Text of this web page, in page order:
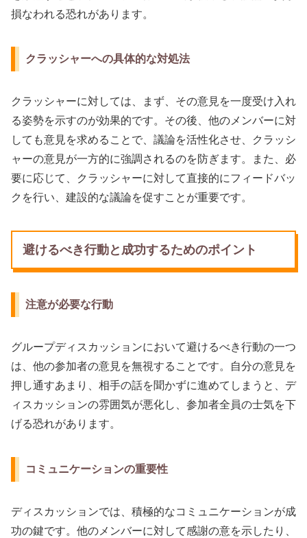
損なわれる恐れがあります。
クラッシャーへの具体的な対処法
クラッシャーに対しては、まず、その意見を一度受け入れ
る姿勢を示すのが効果的です。その後、他のメンバーに対
しても意見を求めることで、議論を活性化させ、クラッシ
ャーの意見が一方的に強調されるのを防ぎます。また、必
要に応じて、クラッシャーに対して直接的にフィードバッ
クを行い、建設的な議論を促すことが重要です。
避けるべき行動と成功するためのポイント
注意が必要な行動
グループディスカッションにおいて避けるべき行動の一つ
は、他の参加者の意見を無視することです。自分の意見を
押し通すあまり、相手の話を聞かずに進めてしまうと、デ
ィスカッションの雰囲気が悪化し、参加者全員の士気を下
げる恐れがあります。
コミュニケーションの重要性
ディスカッションでは、積極的なコミュニケーションが成
功の鍵です。他のメンバーに対して感謝の意を示したり、